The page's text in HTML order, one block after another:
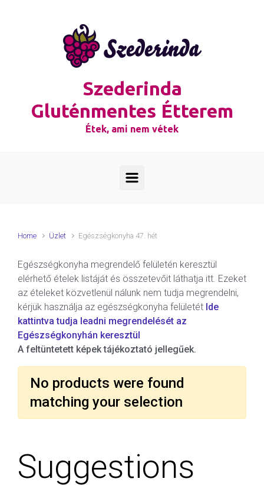
Szederinda
Gluténmentes Étterem
Étek, ami nem vétek
Home Üzlet Egészségkonyha 47. hét
Egészségkonyha megrendelő felületén keresztül
elérhető ételek listáját és összetevőit láthatja itt. Ezeket
az ételeket közvetlenül nálunk nem tudja megrendelni,
kérjük használja az egészségkonyha felületét Ide
kattintva tudja leadni megrendelését az
Egészségkonyhán keresztül
A feltüntetett képek tájékoztató jellegűek.
No products were found
matching your selection
Suggestions